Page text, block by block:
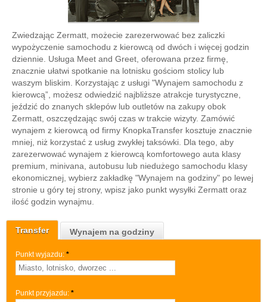
Transfer Wynajem na godziny
Punkt wyjazdu: *
Punkt przyjazdu: *
Zwiedzając Zermatt, możecie zarezerwować bez zaliczki
wypożyczenie samochodu z kierowcą od dwóch i więcej godzin
dziennie. Usługa Meet and Greet, oferowana przez firmę,
znacznie ułatwi spotkanie na lotnisku gościom stolicy lub
waszym bliskim. Korzystając z usługi "Wynajem samochodu z
kierowcą”, możesz odwiedzić najbliższe atrakcje turystyczne,
jeździć do znanych sklepów lub outletów na zakupy obok
Zermatt, oszczędzając swój czas w trakcie wizyty. Zamówić
wynajem z kierowcą od firmy KnopkaTransfer kosztuje znacznie
mniej, niż korzystać z usług zwykłej taksówki. Dla tego, aby
zarezerwować wynajem z kierowcą komfortowego auta klasy
premium, minivana, autobusu lub niedużego samochodu klasy
ekonomicznej, wybierz zakładkę "Wynajem na godziny" po lewej
stronie u góry tej strony, wpisz jako punkt wysyłki Zermatt oraz
ilość godzin wynajmu.